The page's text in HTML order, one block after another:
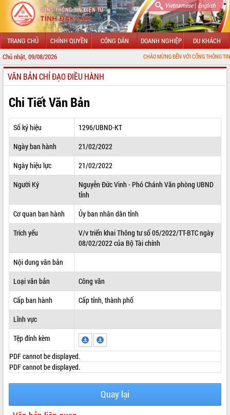
Vietnamese| English
TRANG CHỦ CHÍNH QUYỀN CÔNG DÂN DOANH NGHIỆP DU KHÁCH
Chủ nhật, 09/08/2026 CHÀO MỪNG ĐẾN VỚI CỔNG THÔNG TIN ĐIỆN TỬ
GIỚI THIỆU
LÃNH ĐẠO UBND TỈNH
TIN TỨC SỰ KIỆN
SỞ, BAN, NGÀNH
THÔNG TIN CHỈ ĐẠO ĐIỀU HÀNH
VĂN BẢN HĐND TỈNH
QUY HOẠCH - KẾ HOẠCH
VĂN BẢN CHỈ ĐẠO ĐIỀU HÀNH
Chi Tiết Văn Bản
Số ký hiệu
1296/UBND-KT
Ngày ban hành
21/02/2022
Ngày hiệu lực
21/02/2022
Người Ký
Nguyễn Đức Vinh - Phó Chánh Văn phòng UBND
tỉnh
Cơ quan ban hành
Ủy ban nhân dân tỉnh
Trích yếu
V/v triển khai Thông tư số 05/2022/TT-BTC ngày
08/02/2022 của Bộ Tài chính
Nội dung văn bản
Loại văn bản
Công văn
Cấp ban hành
Cấp tỉnh, thành phố
Lĩnh vực
Tệp đính kèm
PDF cannot be displayed.
PDF cannot be displayed.
Quay lại